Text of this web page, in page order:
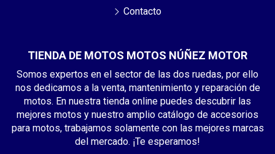
TIENDA DE MOTOS MOTOS NÚÑEZ MOTOR
Somos expertos en el sector de las dos ruedas, por ello
nos dedicamos a la venta, mantenimiento y reparación de
motos. En nuestra tienda online puedes descubrir las
mejores motos y nuestro amplio catálogo de accesorios
para motos, trabajamos solamente con las mejores marcas
del mercado. ¡Te esperamos!
Contacto